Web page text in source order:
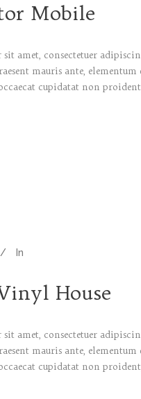
Mobile
amet, consectetuer
mauris ante,
cupidatat non
In
House
amet, consectetuer
mauris ante,
cupidatat non